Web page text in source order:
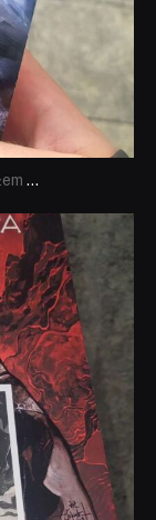
...